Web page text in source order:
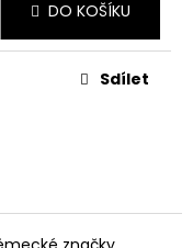
DO KOŠÍKU
Sdílet